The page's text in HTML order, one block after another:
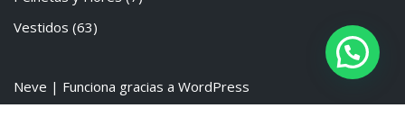
Vestidos (63)
Neve | Funciona gracias a WordPress